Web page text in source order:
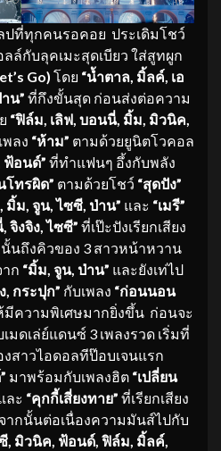
ที่ทุกคนรอคอย ประเดิมโชว์
ล์กับลุคเมะสุดเบียว ใส่สูทผูก
Go) โดย “น้ำตาล, มิ้ลค์, เอ
น” ที่กึงขั้นสุด ก่อนส่งต่อความ
“ฟิล์ม, เลิฟ, บอนนี่, มิ้ม, มิวนิค,
พลง “ห้าม” ตามด้วยยูนิตโวคอล
ฟ้อนด์” ที่ทำแฟนๆ อึ้งกับพลัง
โทรผิด” ตามด้วยโชว์ “สุดปัง”
มิ้ม, จูน, ไซซี, ป่าน” และ “เมรี”
จิงจิง, ไซซี” ที่เป๊ะปังเรียกเสียง
นถึงคิวของ 3 สาวหน้าหวาน
าก “มิ้ม, จูน, ป่าน” และยังเท่ไป
, กระปุก” กับเพลง “ก่อนนอน
มีความพิเศษมากยิ่งขึ้น ก่อนจะ
ดเล่ย์แดนซ์ 3 เพลงรวด เริ่มที่
สาวไอดอลทีป๊อบเจนแรก
มาพร้อมกับเพลงฮิต “เปลี่ยน
ละ “คุกกี้เสี่ยงทาย” ที่เรียกเสียง
ากนั้นต่อเนื่องความมันส์ไปกับ
, มิวนิค, ฟ้อนด์, ฟิล์ม, มิ้ลค์,